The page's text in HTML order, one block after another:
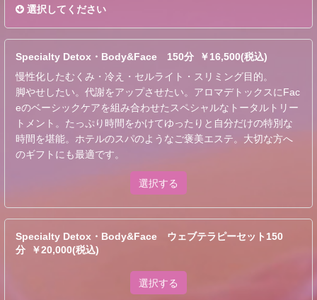
選択してください
Specialty Detox・Body&Face 150分 ￥16,500(税込)
慢性化したむくみ・冷え・セルライト・スリミング目的。
脚やせしたい。代謝をアップさせたい。アロマデトックスにFac
eのベーシックケアを組み合わせたスペシャルなトータルトリー
トメント。たっぷり時間をかけてゆったりと自分だけの特別な
時間を堪能。ホテルのスパのようなご褒美エステ。大切な方へ
のギフトにも最適です。
選択する
Specialty Detox・Body&Face ウェブテラピーセット150
分 ￥20,000(税込)
選択する